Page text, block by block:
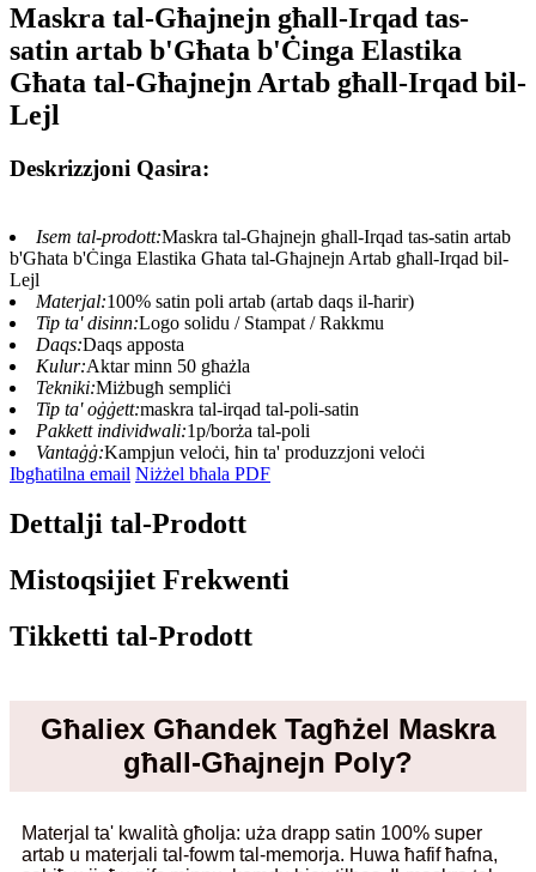
Maskra tal-Għajnejn għall-Irqad tas-
satin artab b'Għata b'Ċinga Elastika
Għata tal-Għajnejn Artab għall-Irqad bil-
Lejl
Deskrizzjoni Qasira:
Isem tal-prodott:Maskra tal-Għajnejn għall-Irqad tas-satin artab
b'Għata b'Ċinga Elastika Għata tal-Għajnejn Artab għall-Irqad bil-
Lejl
Materjal:100% satin poli artab (artab daqs il-ħarir)
Tip ta' disinn:Logo solidu / Stampat / Rakkmu
Daqs:Daqs apposta
Kulur:Aktar minn 50 għażla
Tekniki:Miżbugħ sempliċi
Tip ta' oġġett:maskra tal-irqad tal-poli-satin
Pakkett individwali:1p/borża tal-poli
Vantaġġ:Kampjun veloċi, ħin ta' produzzjoni veloċi
Ibgħatilna email Niżżel bħala PDF
Dettalji tal-Prodott
Mistoqsijiet Frekwenti
Tikketti tal-Prodott
Għaliex Għandek Tagħżel Maskra
għall-Għajnejn Poly?
Materjal ta' kwalità għolja: uża drapp satin 100% super
artab u materjali tal-fowm tal-memorja. Huwa ħafif ħafna,